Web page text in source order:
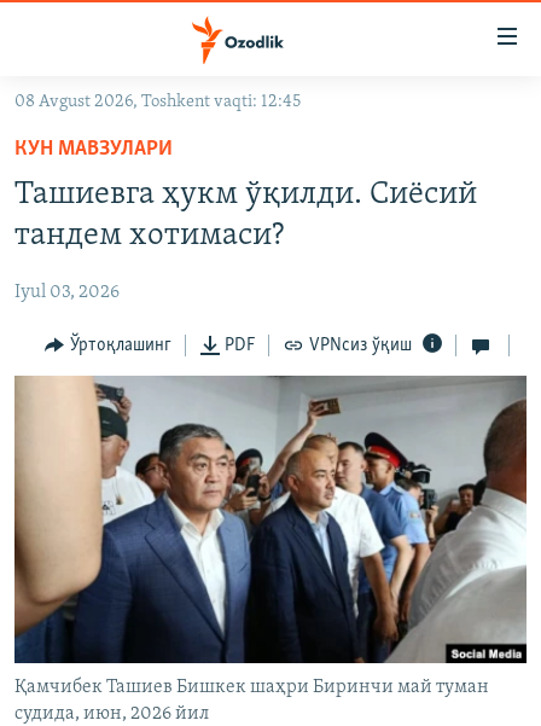
Асосий
навигацияга
ўтинг
Қидиришга
На русском
ИЖТИМОИЙ ТАРМОҚЛАР
Озодлик бошқа тилларда
08 Avgust 2026, Toshkent vaqti: 12:45
КУН МАВЗУЛАРИ
Ташиевга ҳукм ўқилди. Сиёсий
тандем хотимаси?
Iyul 03, 2026
Ўртоқлашинг PDF VPNсиз ўқиш
Қамчибек Ташиев Бишкек шаҳри Биринчи май туман
судида, июн, 2026 йил